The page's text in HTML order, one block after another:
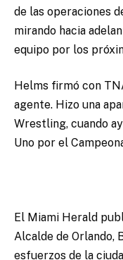
de las operaciones
mirando hacia
equipo por los
Helms firmó con
agente. Hizo una
Wrestling, cuando
Uno por el
El Miami Herald
Alcalde de Orlando,
esfuerzos de la